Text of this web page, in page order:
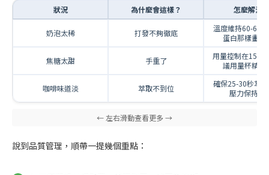
狀況 為什麼會這樣？ 怎麼解決？
奶泡太稀 打發不夠徹底
溫度維持60-65
蛋白那樣畫圓
焦糖太甜 手重了
用量控制在15-
議用量杯精確
咖啡味道淡 萃取不到位
確保25-30秒萃
壓力保持
說到品質管理，順帶一提幾個重點：